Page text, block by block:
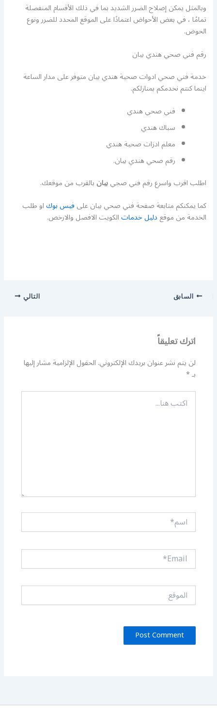
وبالمثل يمكن إصلاح الضرر الشديد بما في ذلك الأقسام المنفصلة
تمامًا ، في بعض الأحواض اعتمادًا على الموقع المحدد للضرر ونوع
الحوض.
رقم فني صحي هندي بيان
خدمة فني صحي ادوات صحية هندي بيان متوفر على مدار الساعة
اينما كنتم نخدمكم بمنازلكم.
فني صحي هندي
سباك هندي
معلم ادزات صحية هندي
رقم صحي هندي بيان.
اطلب اقرب واسرع رقم فني صجيبيانبالقرب من موقعك.
كما يمكنكم متابعة صفحة فني صحي بيان علىفيس بوكاو طلب
الخدمة من موقعدليل خدماتالكويت الافصل والارخص.
السابق التالي
اترك تعليقاً
لن يتم نشر عنوان بريدك الإلكتروني.الحقول الإلزامية مشار إليها
بـ*
اكتب
هنا...
اسم*
Email*
الموقع